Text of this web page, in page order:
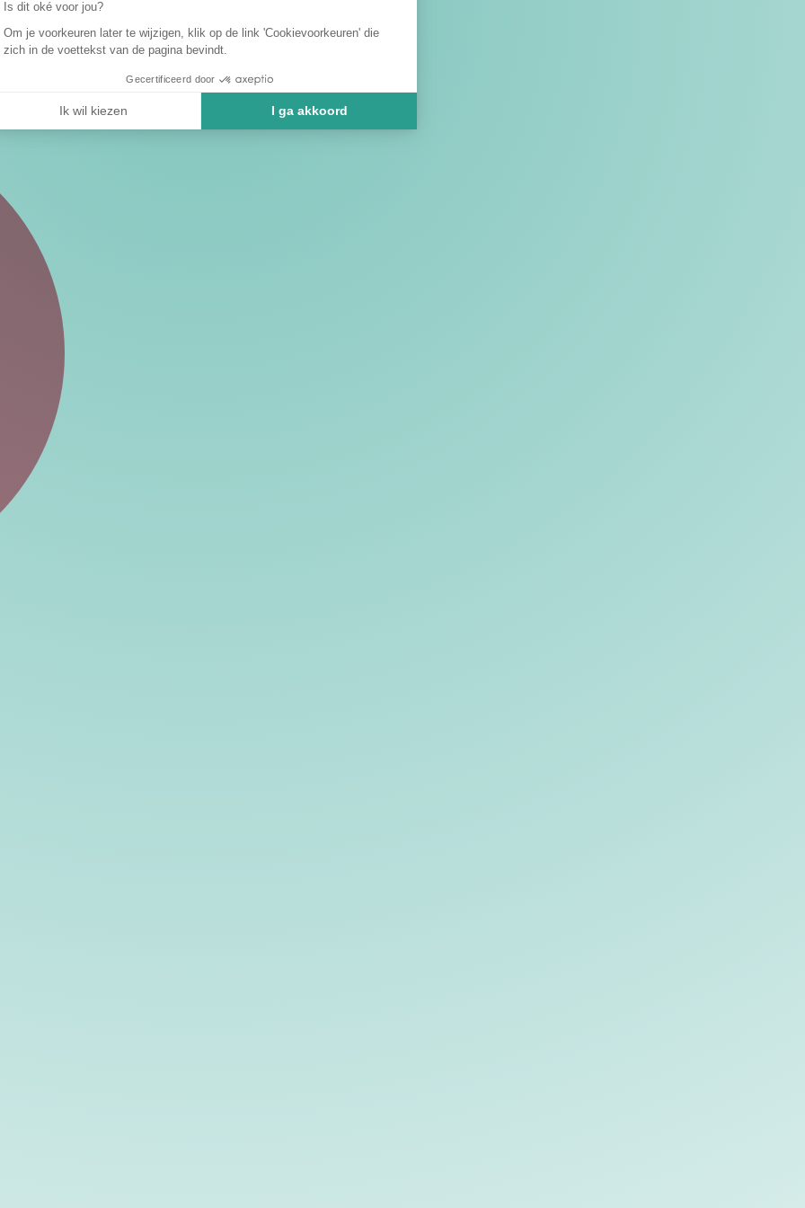
Is dit oké voor jou?
Om je voorkeuren later te wijzigen, klik op de link 'Cookievoorkeuren' die
zich in de voettekst van de pagina bevindt.
Gecertificeerd door
Ik wil kiezen I ga akkoord